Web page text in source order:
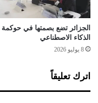
ر
ي
ةالجزائر تضع بصمتها في حوكمة
الذكاء الاصطناعي
8 يوليو 2026
اترك تعليقاً